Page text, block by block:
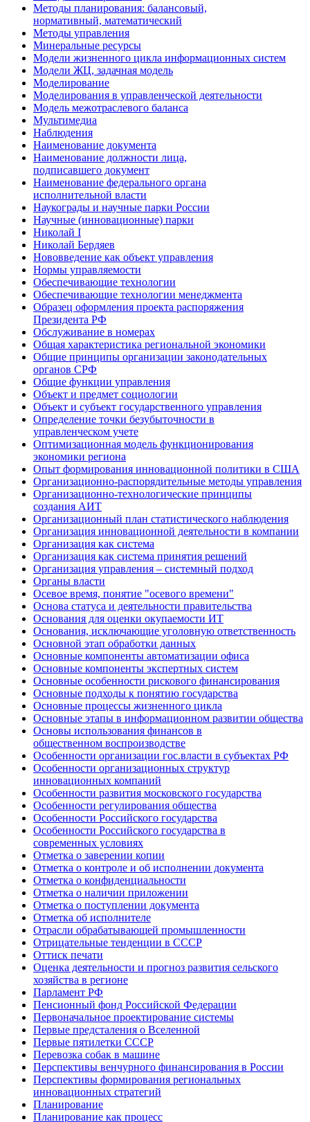
Методы планирования: балансовый,
нормативный, математический
Методы управления
Минеральные ресурсы
Модели жизненного цикла информационных систем
Модели ЖЦ, задачная модель
Моделирование
Моделирования в управленческой деятельности
Модель межотраслевого баланса
Мультимедиа
Наблюдения
Наименование документа
Наименование должности лица,
подписавшего документ
Наименование федерального органа
исполнительной власти
Наукограды и научные парки России
Научные (инновационные) парки
Николай I
Николай Бердяев
Нововведение как объект управления
Нормы управляемости
Обеспечивающие технологии
Обеспечивающие технологии менеджмента
Образец оформления проекта распоряжения
Президента РФ
Обслуживание в номерах
Общая характеристика региональной экономики
Общие принципы организации законодательных
органов СРФ
Общие функции управления
Объект и предмет социологии
Объект и субъект государственного управления
Определение точки безубыточности в
управленческом учете
Оптимизационная модель функционирования
экономики региона
Опыт формирования инновационной политики в США
Организационно-распорядительные методы управления
Организационно-технологические принципы
создания АИТ
Организационный план статистического наблюдения
Организация инновационной деятельности в компании
Организация как система
Организация как система принятия решений
Организация управления – системный подход
Органы власти
Осевое время, понятие "осевого времени"
Основа статуса и деятельности правительства
Основания для оценки окупаемости ИТ
Основания, исключающие уголовную ответственность
Основной этап обработки данных
Основные компоненты автоматизации офиса
Основные компоненты экспертных систем
Основные особенности рискового финансирования
Основные подходы к понятию государства
Основные процессы жизненного цикла
Основные этапы в информационном развитии общества
Основы использования финансов в
общественном воспроизводстве
Особенности организации гос.власти в субъектах РФ
Особенности организационных структур
инновационных компаний
Особенности развития московского государства
Особенности регулирования общества
Особенности Российского государства
Особенности Российского государства в
современных условиях
Отметка о заверении копии
Отметка о контроле и об исполнении документа
Отметка о конфиденциальности
Отметка о наличии приложении
Отметка о поступлении документа
Отметка об исполнителе
Отрасли обрабатывающей промышленности
Отрицательные тенденции в СССР
Оттиск печати
Оценка деятельности и прогноз развития сельского
хозяйства в регионе
Парламент РФ
Пенсионный фонд Российской Федерации
Первоначальное проектирование системы
Первые предсталения о Вселенной
Первые пятилетки СССР
Перевозка собак в машине
Перспективы венчурного финансирования в России
Перспективы формирования региональных
инновационных стратегий
Планирование
Планирование как процесс